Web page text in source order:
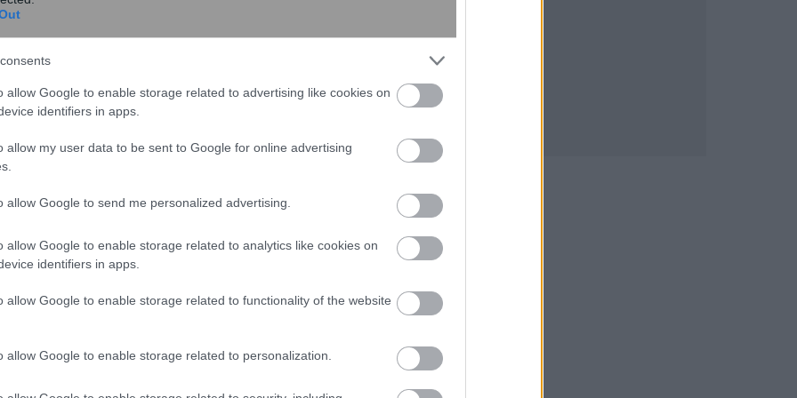
allow Google to enable storage related to advertising like cookies on
identifiers in apps.
allow my user data to be sent to Google for online advertising
allow Google to send me personalized advertising.
allow Google to enable storage related to analytics like cookies on
identifiers in apps.
allow Google to enable storage related to functionality of the website
allow Google to enable storage related to personalization.
καλείται ο πρωθυπουργός να “υπερασπιστεί” μια
και λίγο μετά τη δημοσιογραφική αποκάλυψη ότι
την Τουρκία και από την άλλη αντί να μιλάει για
μιας πολιτικής που “έχει οδηγήσει στην ανέχεια
όχι με την γλώσσα την κομματική, αλλά με την
τροχοπέδη για τα εθνικά μας θέματα η